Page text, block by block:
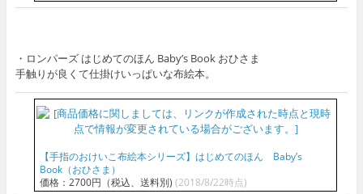
・ロンパーズ はじめてのほん Baby’s Book おひさま
手触りが良くて仕掛けいっぱいな布絵本。
【手指のおけいこ布絵本シリーズ】はじめてのほん Baby’s
Book（おひさま）
価格：2700円（税込、送料別) (2018/8/22時点)